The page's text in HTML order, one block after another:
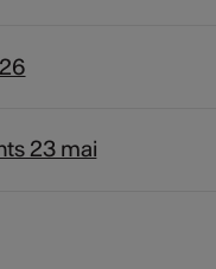
23 mai